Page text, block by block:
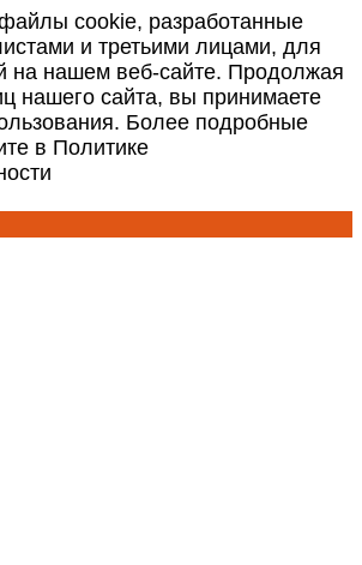
cookie, разработанные
и третьими лицами, для
на нашем веб-сайте. Продолжая
нашего сайта, вы принимаете
Более подробные
в Политике